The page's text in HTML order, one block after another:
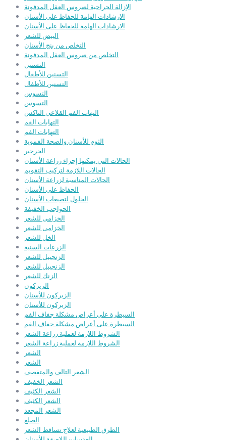
الإزالة الجراحية لضروس العقل المدفونة
الارشادات الهامة للحفاظ على الأسنان
الارشادات الهامة للحفاظ على الأسنان
البيض للشعر
التخلص من بنج الأسنان
التخلص من ضروس العقل المدفونة
التسنين
التسنين للأطفال
التسنين للأطفال
التسوس
التسوس
التهاب الفم القلاعي الناكس
التهابات الفم
التهابات الفم
الثوم للأسنان والصحة الفموية
الجرجير
الحالات التي يمكنها إجراء زراعة الأسنان
الحالات اللازمة لتركيب التقويم
الحالات المناسبة لزراعة الأسنان
الحفاظ على الأسنان
الحلول لتصبغات الأسنان
الحواجب الخفيفة
الخزامى للشعر
الخزامى للشعر
الخل للشعر
الزرعات السنية
الزنجبيل للشعر
الزنجبيل للشعر
الزنك للشعر
الزيركون
الزيركون للأسنان
الزيركون للأسنان
السيطرة على أعراض مشكلة جفاف الفم
السيطرة على أعراض مشكلة جفاف الفم
الشروط اللازمة لعملية زراعة الشعر
الشروط اللازمة لعملية زراعة الشعر
الشعر
الشعر
الشعر التالف والمتقصف
الشعر الخفيف
الشعر الكثيف
الشعر الكثيف
الشعر المجعد
الصلع
الطرق الطبيعية لعلاج تساقط الشعر